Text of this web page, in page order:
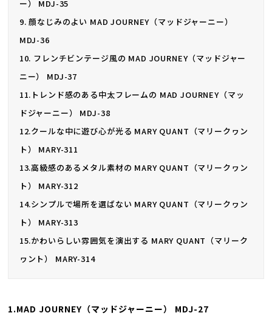
ー） MDJ-35
9. 顔なじみのよい MAD JOURNEY（マッドジャーニー）
MDJ-36
10. フレンチビンテージ風の MAD JOURNEY（マッドジャー
ニー） MDJ-37
11.トレンド感のある中太フレームの MAD JOURNEY（マッ
ドジャーニー） MDJ-38
12.クールな中に遊び心が光る MARY QUANT（マリークヮン
ト） MARY-311
13.高級感のあるメタル素材の MARY QUANT（マリークヮン
ト） MARY-312
14.シンプルで場所を選ばない MARY QUANT（マリークヮン
ト） MARY-313
15.かわいらしい雰囲気を演出する MARY QUANT（マリーク
ヮント） MARY-314
1.MAD JOURNEY（マッドジャーニー） MDJ-27